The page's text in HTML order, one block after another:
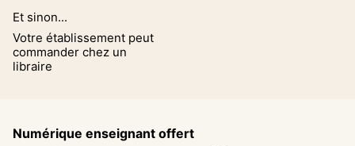
Et sinon...
Votre établissement peut
commander chez un
libraire
Numérique enseignant offert